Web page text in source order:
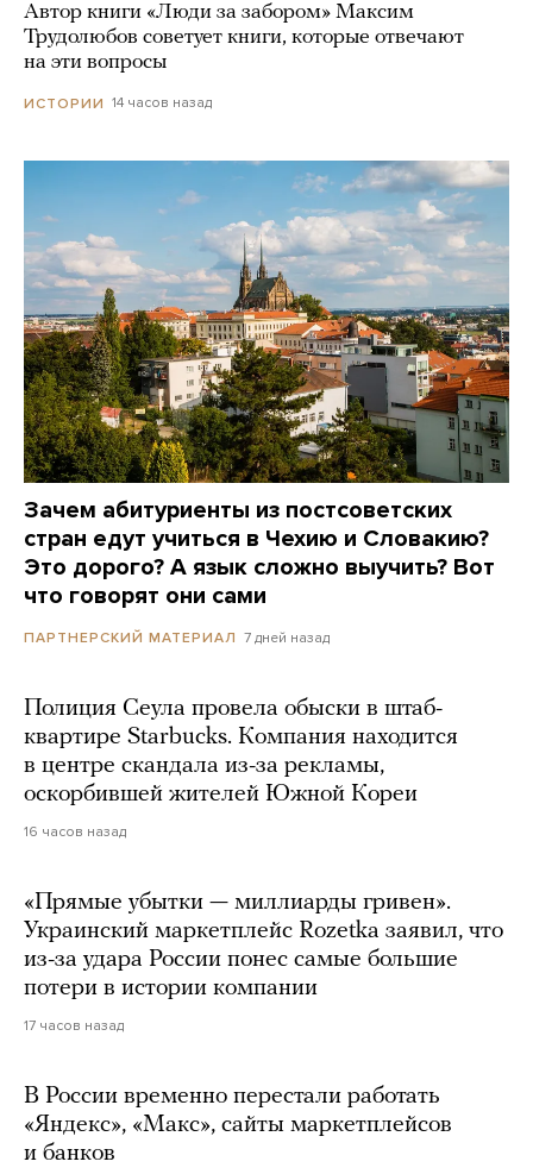
Автор книги «Люди за забором» Максим
Трудолюбов советует книги, которые отвечают
на эти вопросы
ИСТОРИИ 14 часов назад
Зачем абитуриенты из постсоветских
стран едут учиться в Чехию и Словакию?
Это дорого? А язык сложно выучить? Вот
что говорят они сами
ПАРТНЕРСКИЙ МАТЕРИАЛ 7 дней назад
Полиция Сеула провела обыски в штаб-
квартире Starbucks. Компания находится
в центре скандала из-за рекламы,
оскорбившей жителей Южной Кореи
16 часов назад
«Прямые убытки — миллиарды гривен».
Украинский маркетплейс Rozetka заявил, что
из-за удара России понес самые большие
потери в истории компании
17 часов назад
В России временно перестали работать
«Яндекс», «Макс», сайты маркетплейсов
и банков